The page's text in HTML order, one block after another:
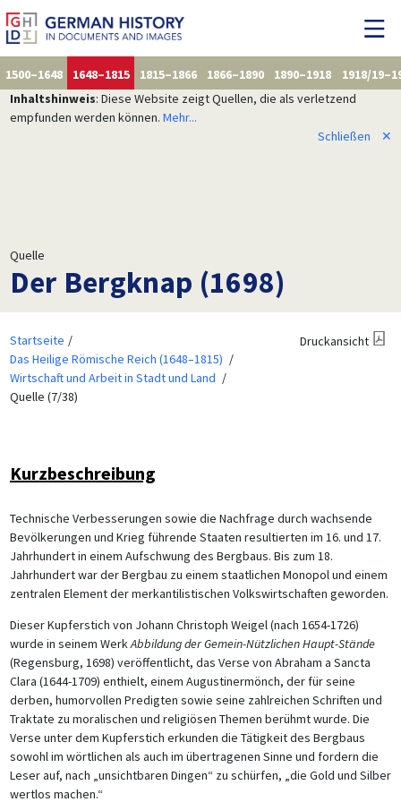
1500–1648 1648–1815 1815–1866 1866–1890 1890–1918
1918/
Inhaltshinweis: Diese Website zeigt Quellen, die als verletzend
empfunden werden können. Mehr...
Schließen
✕
Quelle
Der Bergknap (1698)
Startseite
Das Heilige Römische Reich (1648–1815)
Wirtschaft und Arbeit in Stadt und Land
Quelle (7/38)
Druckansicht
Kurzbeschreibung
Technische Verbesserungen sowie die Nachfrage durch wachsende
Bevölkerungen und Krieg führende Staaten resultierten im 16. und 17.
Jahrhundert in einem Aufschwung des Bergbaus. Bis zum 18.
Jahrhundert war der Bergbau zu einem staatlichen Monopol und einem
zentralen Element der merkantilistischen Volkswirtschaften geworden.
Dieser Kupferstich von Johann Christoph Weigel (nach 1654-1726)
wurde in seinem WerkAbbildung der Gemein-Nützlichen Haupt-Stände
(Regensburg, 1698) veröffentlicht, das Verse von Abraham a Sancta
Clara (1644-1709) enthielt, einem Augustinermönch, der für seine
derben, humorvollen Predigten sowie seine zahlreichen Schriften und
Traktate zu moralischen und religiösen Themen berühmt wurde. Die
Verse unter dem Kupferstich erkunden die Tätigkeit des Bergbaus
sowohl im wörtlichen als auch im übertragenen Sinne und fordern die
Leser auf, nach „unsichtbaren Dingen“ zu schürfen, „die Gold und Silber
wertlos machen.“